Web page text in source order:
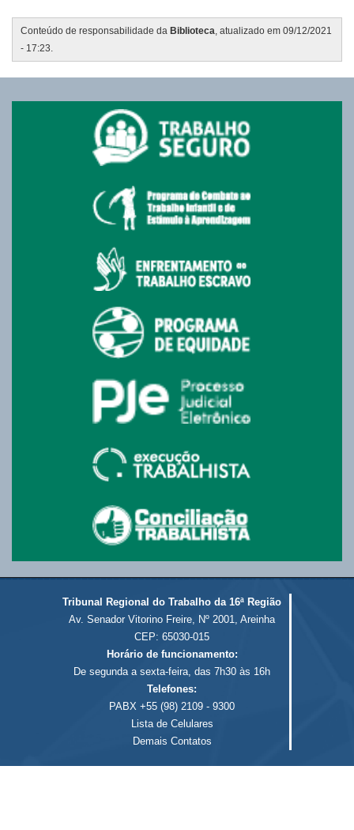
Conteúdo de responsabilidade da Biblioteca, atualizado em 09/12/2021
- 17:23.
Tribunal Regional do Trabalho da 16ª Região
Av. Senador Vitorino Freire, Nº 2001, Areinha
CEP: 65030-015
Horário de funcionamento:
De segunda a sexta-feira, das 7h30 às 16h
Telefones:
PABX +55 (98) 2109 - 9300
Lista de Celulares
Demais Contatos